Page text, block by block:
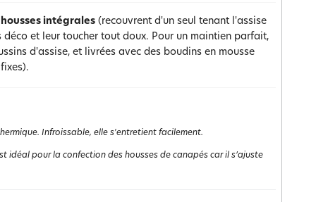
housses intégrales (recouvrent d'un seul tenant l'assise
et leur toucher tout doux. Pour un maintien parfait,
d'assise, et livrées avec des boudins en mousse
Infroissable, elle s'entretient facilement.
idéal pour la confection des housses de canapés car il s’ajuste